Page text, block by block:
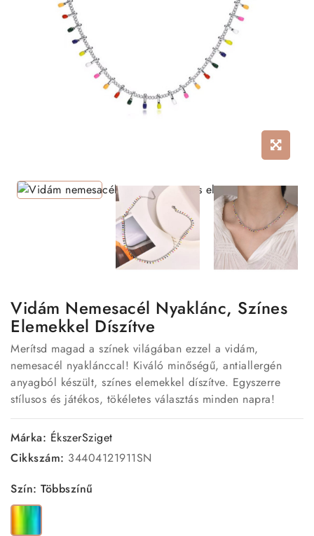
Vidám Nemesacél Nyaklánc, Színes
Elemekkel Díszítve
Merítsd magad a színek világában ezzel a vidám,
nemesacél nyaklánccal! Kiváló minőségű, antiallergén
anyagból készült, színes elemekkel díszítve. Egyszerre
stílusos és játékos, tökéletes választás minden napra!
Márka: ÉkszerSziget
Cikkszám: 34404121911SN
Szín: Többszínű
Többszínű